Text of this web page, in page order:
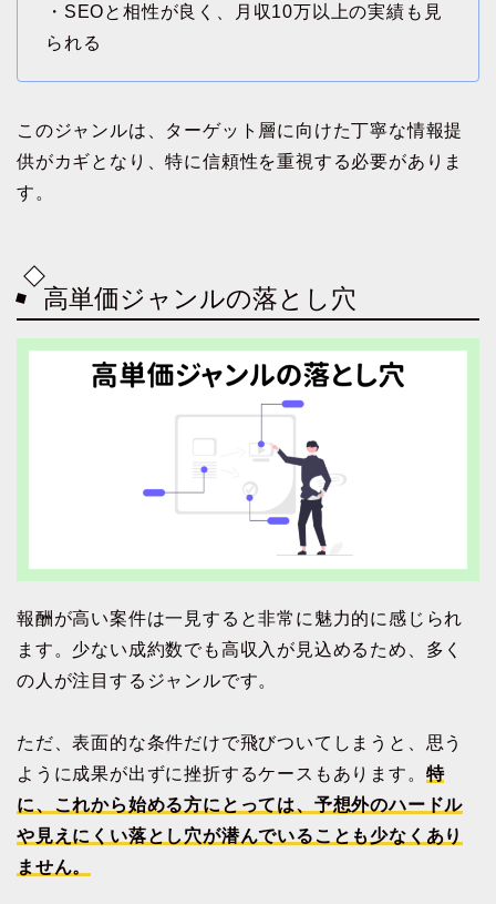
・SEOと相性が良く、月収10万以上の実績も見
られる
このジャンルは、ターゲット層に向けた丁寧な情報提
供がカギとなり、特に信頼性を重視する必要がありま
す。
高単価ジャンルの落とし穴
報酬が高い案件は一見すると非常に魅力的に感じられ
ます。少ない成約数でも高収入が見込めるため、多く
の人が注目するジャンルです。
ただ、表面的な条件だけで飛びついてしまうと、思う
ように成果が出ずに挫折するケースもあります。 特
に、これから始める方にとっては、予想外のハードル
や見えにくい落とし穴が潜んでいることも少なくあり
ません。